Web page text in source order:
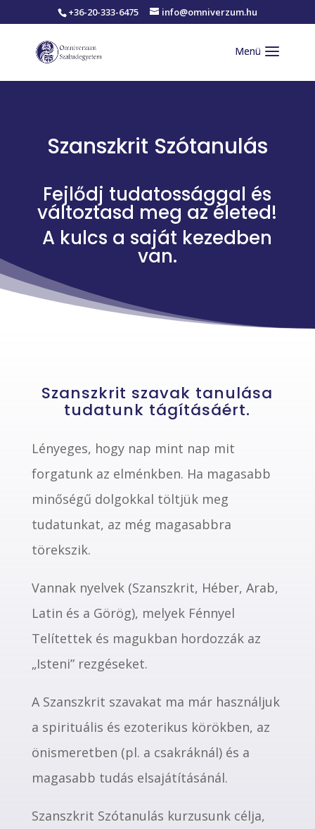
+36-20-333-6475 info@omniverzum.hu
Szanszkrit Szótanulás
Fejlődj tudatossággal és
változtasd meg az életed!
A kulcs a saját kezedben
van.
Szanszkrit szavak tanulása
tudatunk tágításáért.
Lényeges, hogy nap mint nap mit
forgatunk az elménkben. Ha magasabb
minőségű dolgokkal töltjük meg
tudatunkat, az még magasabbra
törekszik.
Vannak nyelvek (Szanszkrit, Héber, Arab,
Latin és a Görög), melyek Fénnyel
Telítettek és magukban hordozzák az
„Isteni” rezgéseket.
A Szanszkrit szavakat ma már használjuk
a spirituális és ezoterikus körökben, az
önismeretben (pl. a csakráknál) és a
magasabb tudás elsajátításánál.
Szanszkrit Szótanulás kurzusunk célja,